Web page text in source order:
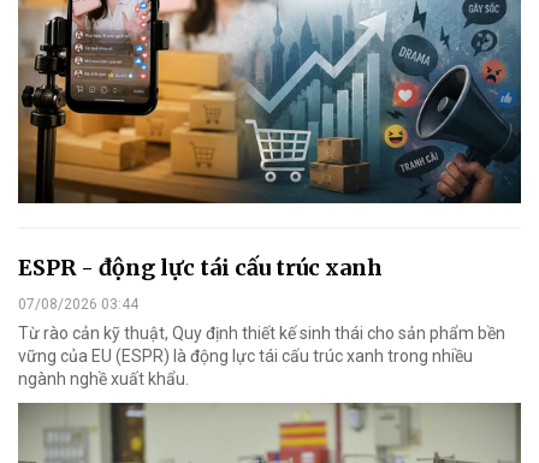
ESPR - động lực tái cấu trúc xanh
07/08/2026 03:44
Từ rào cản kỹ thuật, Quy định thiết kế sinh thái cho sản phẩm bền
vững của EU (ESPR) là động lực tái cấu trúc xanh trong nhiều
ngành nghề xuất khẩu.